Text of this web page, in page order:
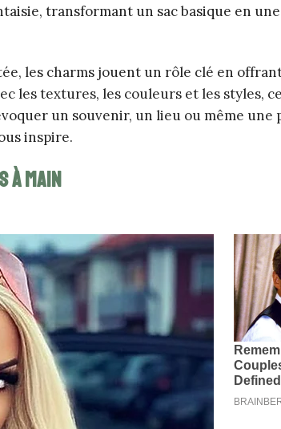
transformant un sac basique en
les charms jouent un rôle clé en
les textures, les couleurs et les styles,
un souvenir, un lieu ou même une
inspire.
à main